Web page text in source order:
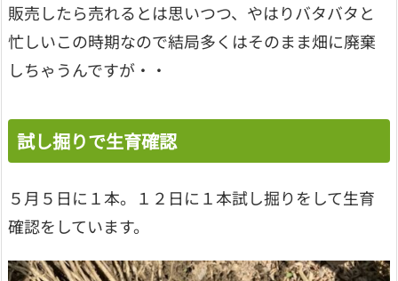
販売したら売れるとは思いつつ、やはりバタバタと
忙しいこの時期なので結局多くはそのまま畑に廃棄
しちゃうんですが・・
試し掘りで生育確認
５月５日に１本。１２日に１本試し掘りをして生育
確認をしています。